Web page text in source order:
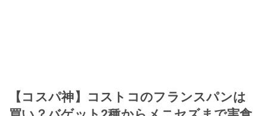
【コスパ神】コストコのフランスパンは